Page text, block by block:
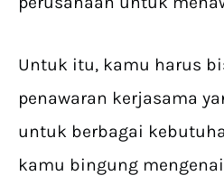
Untuk itu, kamu harus
penawaran kerjasama
untuk berbagai
kamu bingung